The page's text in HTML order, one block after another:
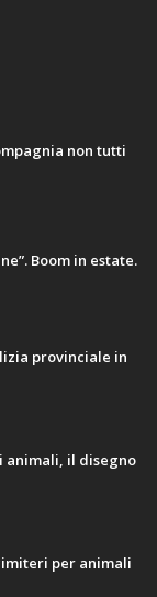
non tutti
Boom in estate.
provinciale in
animali, il disegno
per animali